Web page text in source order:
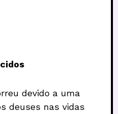
devido a uma
deuses nas vidas